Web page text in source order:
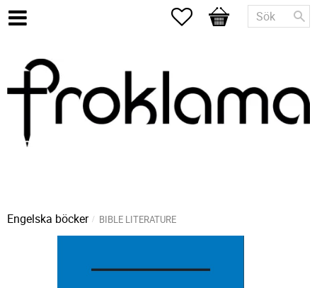
Favoriter
Kundvagn
Engelska böcker BIBLE LITERATURE